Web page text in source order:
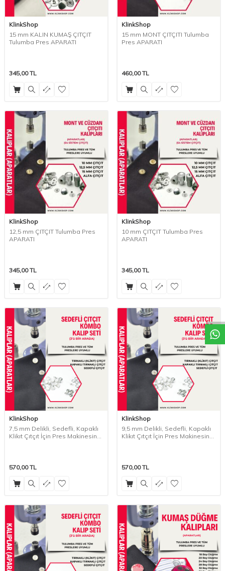
KlinkShop
15 mm KALIN KUMAŞ ÇITÇIT
Tulumba Pres APARATI
345,00TL
KlinkShop
15 mm MONT ÇITÇITI Tulumba
Pres APARATI
460,00TL
KlinkShop
12,5 mm ÇITÇIT Tulumba Pres
APARATI
345,00TL
KlinkShop
10 mm ÇITÇIT Tulumba Pres
APARATI
345,00TL
KlinkShop
7,5 mm Delikli, Sedefli, Kapaklı
Klikıt Çıtçıt İçin Pres Makinesine
570,00TL
KlinkShop
9,5 mm Delikli, Sedefli, Kapaklı
Klikıt Çıtçıt İçin Pres Makinesine
570,00TL